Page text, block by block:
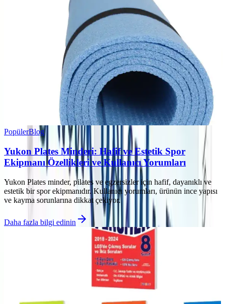
PopülerBlog
Yukon Plates Minderi: Hafif ve Estetik Spor
Ekipmanı Özellikleri ve Kullanıcı Yorumları
Yukon Plates minder, pilates ve egzersizler için hafif, dayanıklı ve
estetik bir spor ekipmanıdır. Kullanıcı yorumları, ürünün ince yapısı
ve kayma sorunlarına dikkat çekiyor.
Daha fazla bilgi edinin